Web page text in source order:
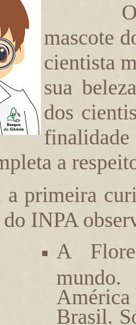
mascote
cientista
sua
dos
finalidade
a
primeira
INPA
A
Brasil.